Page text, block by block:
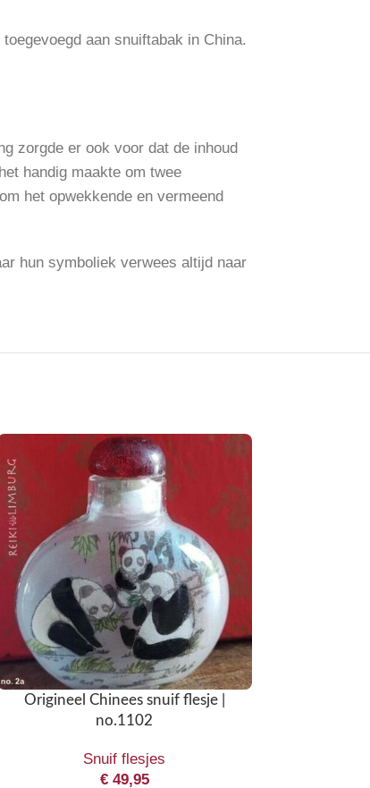
aan snuiftabak in China.
zorgde er ook voor dat de inhoud
handig maakte om twee
het opwekkende en vermeend
hun symboliek verwees altijd naar
Origineel Chinees snuif flesje |
no.1102
Snuif flesjes
€49,95